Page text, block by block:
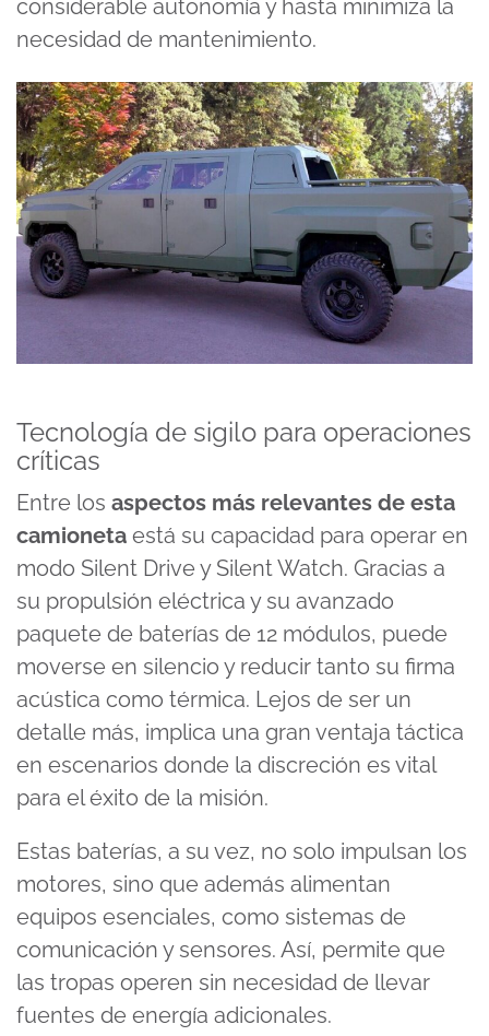
considerable autonomía y hasta minimiza la
necesidad de mantenimiento.
Tecnología de sigilo para operaciones
críticas
Entre los aspectos más relevantes de esta
camioneta está su capacidad para operar en
modo Silent Drive y Silent Watch. Gracias a
su propulsión eléctrica y su avanzado
paquete de baterías de 12 módulos, puede
moverse en silencio y reducir tanto su firma
acústica como térmica. Lejos de ser un
detalle más, implica una gran ventaja táctica
en escenarios donde la discreción es vital
para el éxito de la misión.
Estas baterías, a su vez, no solo impulsan los
motores, sino que además alimentan
equipos esenciales, como sistemas de
comunicación y sensores. Así, permite que
las tropas operen sin necesidad de llevar
fuentes de energía adicionales.